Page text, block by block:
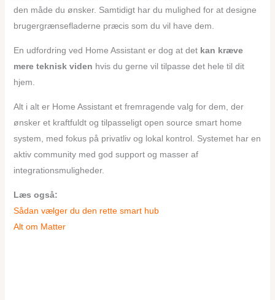
den måde du ønsker. Samtidigt har du mulighed for at designe
brugergrænsefladerne præcis som du vil have dem.
En udfordring ved Home Assistant er dog at det kan kræve
mere teknisk viden hvis du gerne vil tilpasse det hele til dit
hjem.
Alt i alt er Home Assistant et fremragende valg for dem, der
ønsker et kraftfuldt og tilpasseligt open source smart home
system, med fokus på privatliv og lokal kontrol. Systemet har en
aktiv community med god support og masser af
integrationsmuligheder.
Læs også:
Sådan vælger du den rette smart hub
Alt om Matter